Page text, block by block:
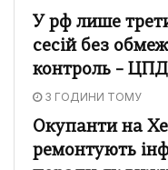
У рф лише
сесій без
контроль – ЦПД
3 ГОДИНИ ТОМУ
Окупанти на
ремонтують